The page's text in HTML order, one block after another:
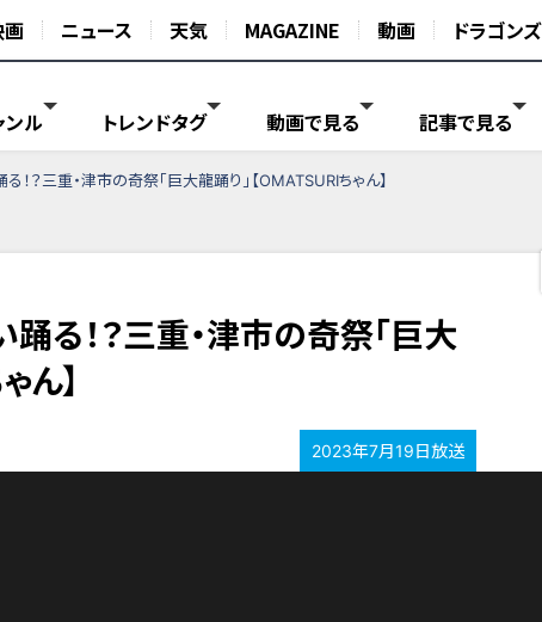
画 ニュース 天気 MAGAZINE 動画 ドラゴンズ
ンル トレンドタグ 動画で見る 記事で見る
？三重・津市の奇祭「巨大龍踊り」【OMATSURIちゃん】
る！？三重・津市の奇祭「巨大
ん】
2023年7月19日放送